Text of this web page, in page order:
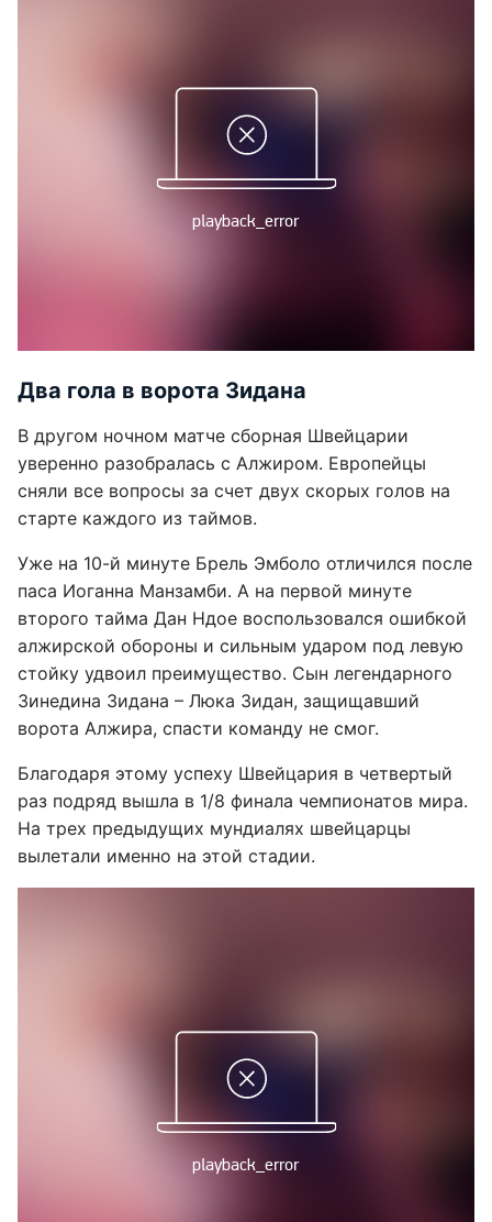
Два гола в ворота Зидана
В другом ночном матче сборная Швейцарии
уверенно разобралась с Алжиром. Европейцы
сняли все вопросы за счет двух скорых голов на
старте каждого из таймов.
Уже на 10-й минуте Брель Эмболо отличился после
паса Иоганна Манзамби. А на первой минуте
второго тайма Дан Ндое воспользовался ошибкой
алжирской обороны и сильным ударом под левую
стойку удвоил преимущество. Сын легендарного
Зинедина Зидана – Люка Зидан, защищавший
ворота Алжира, спасти команду не смог.
Благодаря этому успеху Швейцария в четвертый
раз подряд вышла в 1/8 финала чемпионатов мира.
На трех предыдущих мундиалях швейцарцы
вылетали именно на этой стадии.